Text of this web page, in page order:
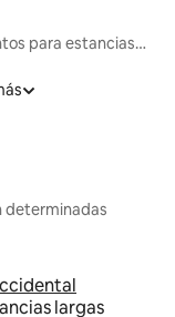
Alojamientos para estancias largas
determinadas
largas